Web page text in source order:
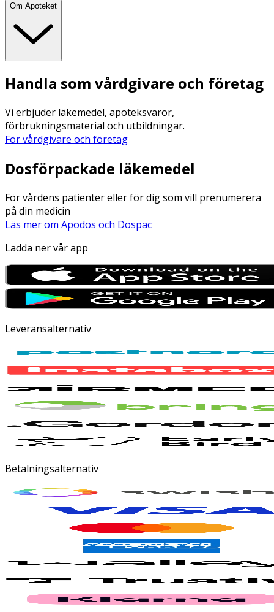
Om Apoteket
Handla som vårdgivare och företag
Vi erbjuder läkemedel, apoteksvaror,
förbrukningsmaterial och utbildningar.
För vårdgivare och företag
Dosförpackade läkemedel
För vårdens patienter eller för dig som vill prenumerera
på din medicin
Läs mer om Apodos och Dospac
Ladda ner vår app
Leveransalternativ
Betalningsalternativ